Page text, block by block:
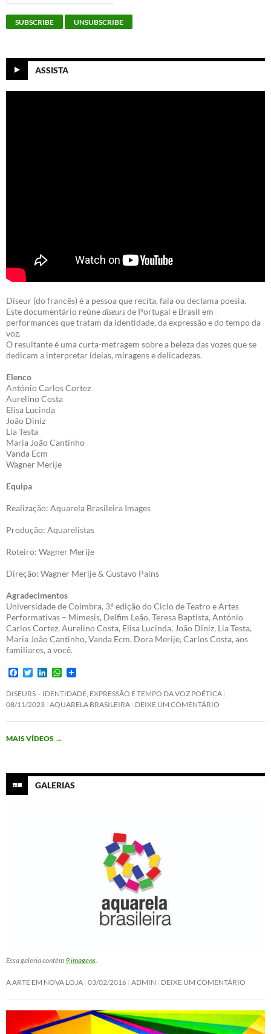
ASSISTA
Diseur (do francês) é a pessoa que recita, fala ou declama poesia.
Este documentário reúnediseursde Portugal e Brasil em
performances que tratam da identidade, da expressão e do tempo da
voz.
O resultante é uma curta-metragem sobre a beleza das vozes que se
dedicam a interpretar ideias, miragens e delicadezas.
Elenco
António Carlos Cortez
Aurelino Costa
Elisa Lucinda
João Diniz
Lia Testa
Maria João Cantinho
Vanda Ecm
Wagner Merije
Equipa
Realização: Aquarela Brasileira Images
Produção: Aquarelistas
Roteiro: Wagner Merije
Direção: Wagner Merije & Gustavo Pains
Agradecimentos
Universidade de Coimbra, 3.ª edição do Ciclo de Teatro e Artes
Performativas – Mimesis, Delfim Leão, Teresa Baptista, António
Carlos Cortez, Aurelino Costa, Elisa Lucinda, João Diniz, Lia Testa,
Maria João Cantinho, Vanda Ecm, Dora Merije, Carlos Costa, aos
familiares, a você.
F
c
e
b
o
k
T
i
t
t
e
n
k
e
d
n
W
a
t
s
A
DISEURS – IDENTIDADE, EXPRESSÃO E TEMPO DA VOZ POÉTICA
08/11/2023 AQUARELA BRASILEIRA DEIXE UM COMENTÁRIO
MAIS VÍDEOS →
GALERIAS
Essa galeria contém 9 imagens
A ARTE EM NOVA LOJA 03/02/2016 ADMIN DEIXE UM COMENTÁRIO